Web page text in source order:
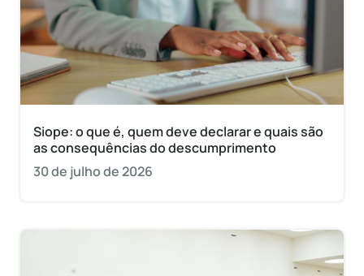
Siope: o que é, quem deve declarar e quais são
as consequências do descumprimento
30 de julho de 2026